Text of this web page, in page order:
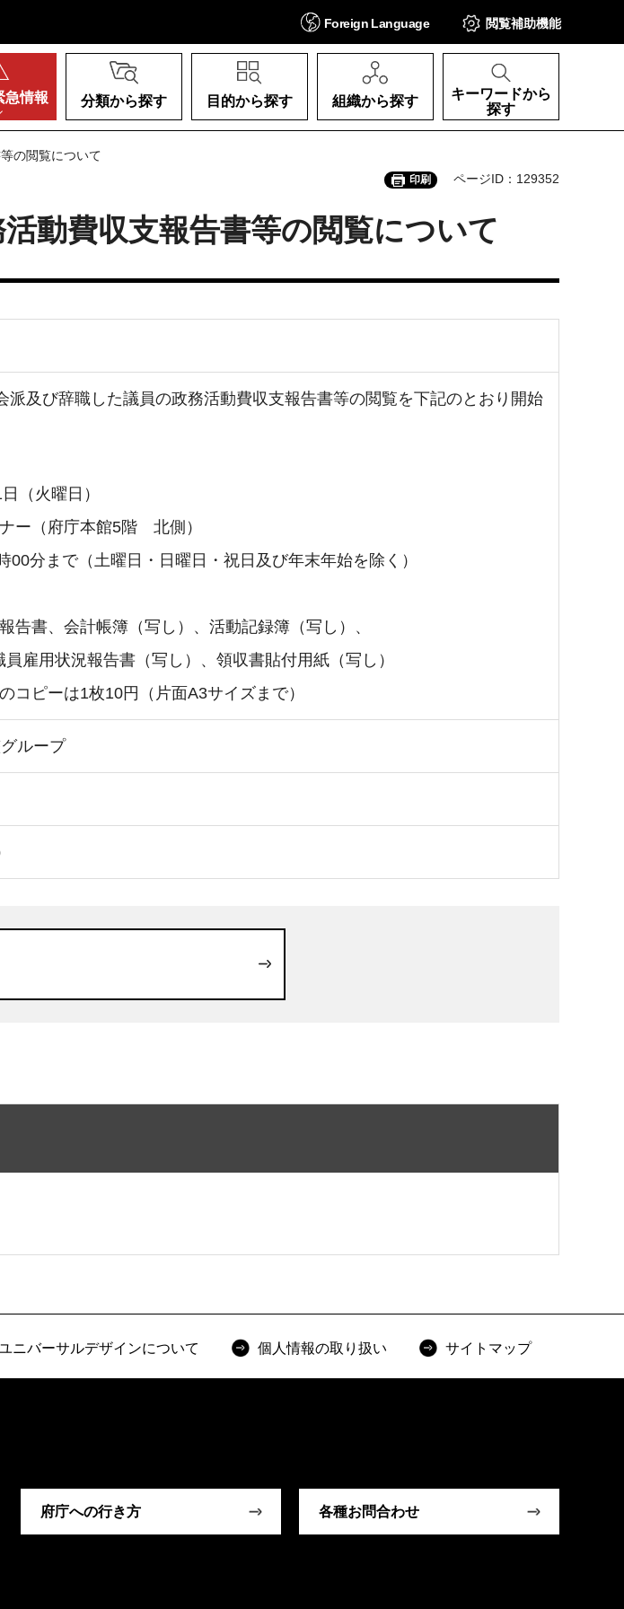
Foreign Language 閲覧補助機能
急情報 分類から探す 目的から探す 組織から探す
キーワードから
探す
の閲覧について
印刷 ページID：129352
動費収支報告書等の閲覧について
派及び辞職した議員の政務活動費収支報告書等の閲覧を下記のとおり開始
火曜日）
（府庁本館5階 北側）
まで（土曜日・日曜日・祝日及び年末年始を除く）
書、会計帳簿（写し）、活動記録簿（写し）、
雇用状況報告書（写し）、領収書貼付用紙（写し）
ピーは1枚10円（片面A3サイズまで）
ループ
ニバーサルデザインについて 個人情報の取り扱い サイトマップ
府庁への行き方 各種お問合わせ